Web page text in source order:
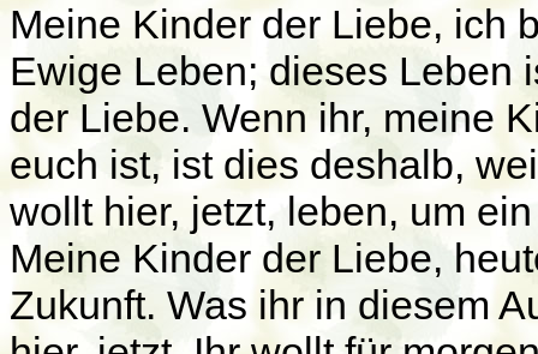
Meine Kinder der Liebe, ich
Ewige Leben; dieses Leben
der Liebe. Wenn ihr, meine
euch ist, ist dies deshalb,
wollt hier, jetzt, leben, um
Meine Kinder der Liebe,
Zukunft. Was ihr in diesem